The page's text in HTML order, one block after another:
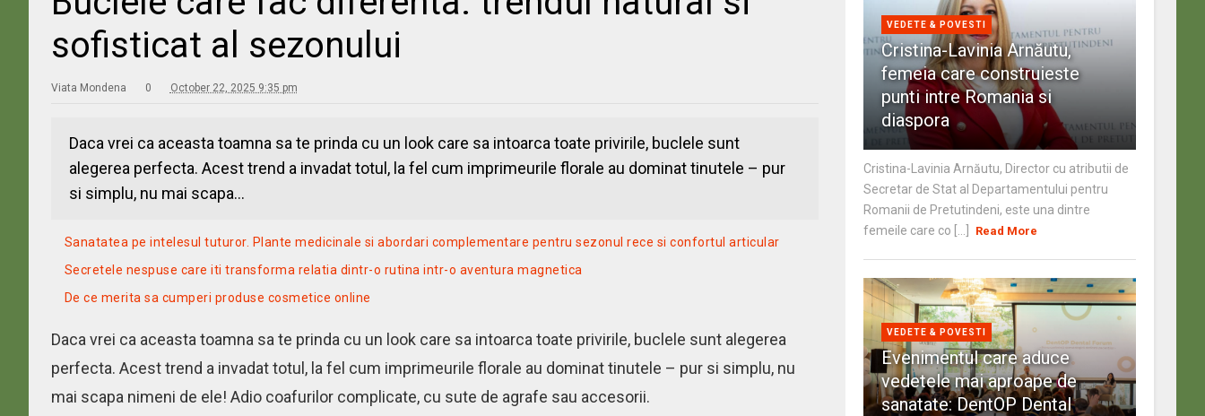
sofisticat al sezonului
Viata Mondena 0 October 22, 2025 9:35 pm
Daca vrei ca aceasta toamna sa te prinda cu un look care sa intoarca toate privirile, buclele sunt
alegerea perfecta. Acest trend a invadat totul, la fel cum imprimeurile florale au dominat tinutele – pur
si simplu, nu mai scapa...
Sanatatea pe intelesul tuturor. Plante medicinale si abordari complementare pentru sezonul rece si confortul articular
Secretele nespuse care iti transforma relatia dintr-o rutina intr-o aventura magnetica
De ce merita sa cumperi produse cosmetice online
Daca vrei ca aceasta toamna sa te prinda cu un look care sa intoarca toate privirile, buclele sunt alegerea
perfecta. Acest trend a invadat totul, la fel cum imprimeurile florale au dominat tinutele – pur si simplu, nu
mai scapa nimeni de ele! Adio coafurilor complicate, cu sute de agrafe sau accesorii.
VEDETE & POVESTI
Cristina-Lavinia Arnăutu,
femeia care construieste
punti intre Romania si
diaspora
Cristina-Lavinia Arnăutu, Director cu atributii de
Secretar de Stat al Departamentului pentru
Romanii de Pretutindeni, este una dintre
femeile care co [...]
Read More
VEDETE & POVESTI
Evenimentul care aduce
vedetele mai aproape de
sanatate: DentOP Dental